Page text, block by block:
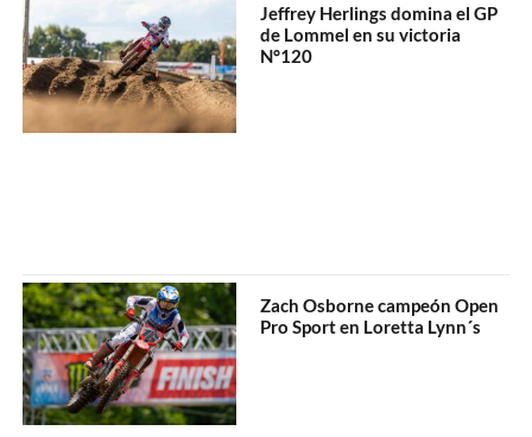
Jeffrey Herlings domina el GP
de Lommel en su victoria
N°120
Zach Osborne campeón Open
Pro Sport en Loretta Lynn´s